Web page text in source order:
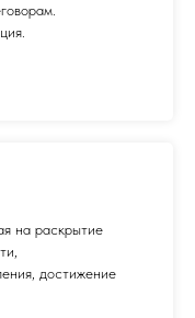
на раскрытие
достижение